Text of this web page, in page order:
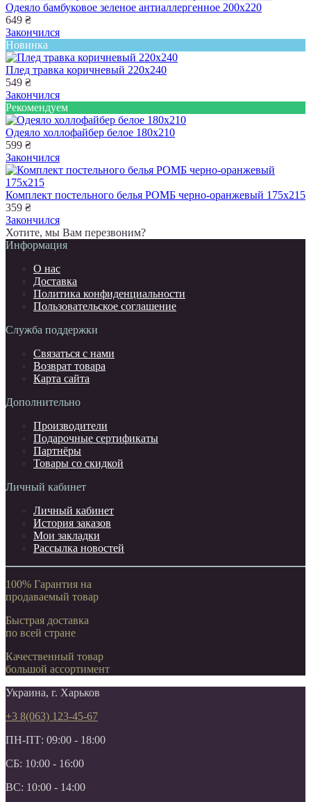
Одеяло бамбуковое зеленое антиаллергенное 200х220
649 ₴
Закончился
Новинка
Плед травка коричневый 220х240
549 ₴
Закончился
Рекомендуем
Одеяло холлофайбер белое 180х210
599 ₴
Закончился
Комплект постельного белья РОМБ черно-оранжевый 175х215
359 ₴
Закончился
Хотите, мы Вам перезвоним?
Информация
О нас
Доставка
Политика конфиденциальности
Пользовательское соглашение
Служба поддержки
Связаться с нами
Возврат товара
Карта сайта
Дополнительно
Производители
Подарочные сертификаты
Партнёры
Товары со скидкой
Личный кабинет
Личный кабинет
История заказов
Мои закладки
Рассылка новостей
100% Гарантия на
продаваемый товар
Быстрая доставка
по всей стране
Качественный товар
большой ассортимент
Украина, г. Харьков
+3 8(063) 123-45-67
ПН-ПТ: 09:00 - 18:00
СБ: 10:00 - 16:00
ВС: 10:00 - 14:00